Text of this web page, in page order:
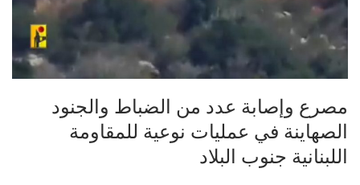
مصرع وإصابة عدد من الضباط والجنود
الصهاينة في عمليات نوعية للمقاومة
اللبنانية جنوب البلاد